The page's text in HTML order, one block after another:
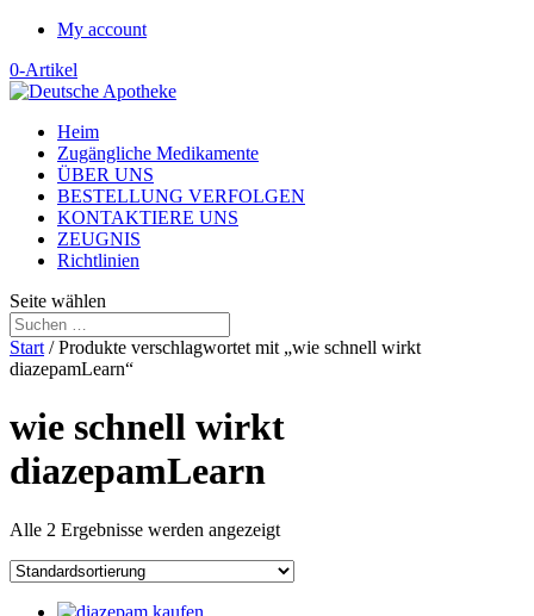
My account
0-Artikel
Heim
Zugängliche Medikamente
ÜBER UNS
BESTELLUNG VERFOLGEN
KONTAKTIERE UNS
ZEUGNIS
Richtlinien
Seite wählen
Start / Produkte verschlagwortet mit „wie schnell wirkt
diazepamLearn“
wie schnell wirkt
diazepamLearn
Alle 2 Ergebnisse werden angezeigt